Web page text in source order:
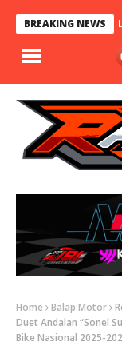
BREAKING NEWS
BaraBere Asal
Home Balap Motor
Duet Andalan “Sonel
Bike Nasional 2025-